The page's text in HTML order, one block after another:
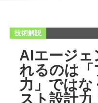
技術解説
AIエージェ
れるのは「
力」ではな
スト設計